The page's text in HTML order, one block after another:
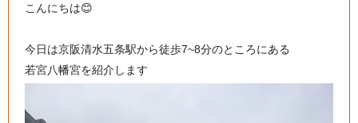
こんにちは😊
今日は京阪清水五条駅から徒歩7~8分のところにある
若宮八幡宮を紹介します